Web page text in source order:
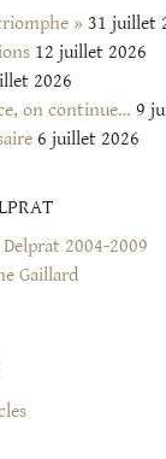
» 31 juillet
12 juillet 2026
2026
on continue… 9
6 juillet 2026
2004-2009
Gaillard